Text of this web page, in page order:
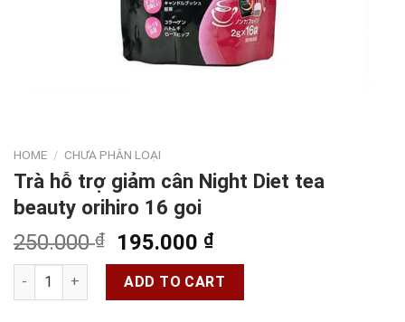
HOME / CHƯA PHÂN LOẠI
Trà hỗ trợ giảm cân Night Diet tea
beauty orihiro 16 goi
250.000₫
Original
price
was:
250.000 ₫.
195.000 ₫Current
price
is:
195.000 ₫.
Trà hỗ trợ giảm cân Night Diet tea beauty orihiro 16 goi
ADD TO CART